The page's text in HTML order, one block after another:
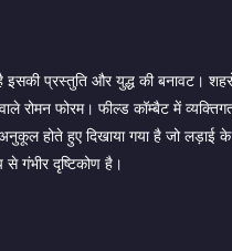
प्रस्तुति और युद्ध की बनावट।
रोमन फोरम। फील्ड कॉम्बैट में
होते हुए दिखाया गया है जो लड़ाई
गंभीर दृष्टिकोण है।